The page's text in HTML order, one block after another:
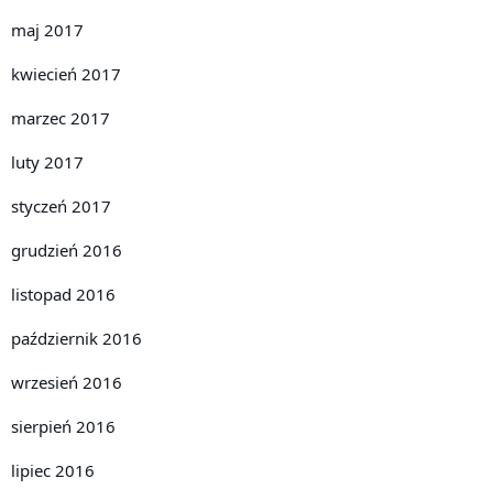
maj 2017
kwiecień 2017
marzec 2017
luty 2017
styczeń 2017
grudzień 2016
listopad 2016
październik 2016
wrzesień 2016
sierpień 2016
lipiec 2016